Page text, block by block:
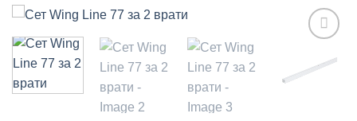
wishlist